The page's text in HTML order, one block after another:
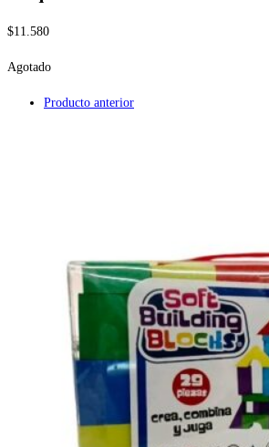
$11.580
Agotado
Producto anterior